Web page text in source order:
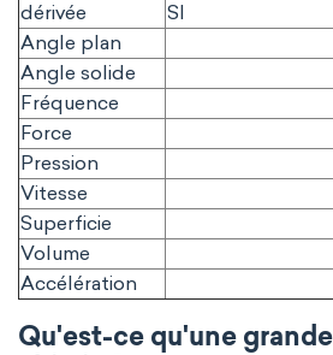
dérivée
SI
Angle plan
Angle solide
Fréquence
Force
Pression
Vitesse
Superficie
Volume
Accélération
Qu'est-ce qu'une